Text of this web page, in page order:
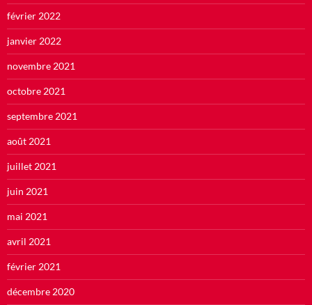
février 2022
janvier 2022
novembre 2021
octobre 2021
septembre 2021
août 2021
juillet 2021
juin 2021
mai 2021
avril 2021
février 2021
décembre 2020